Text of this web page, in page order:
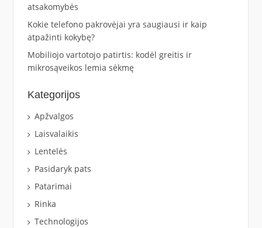
atsakomybės
Kokie telefono pakrovėjai yra saugiausi ir kaip
atpažinti kokybę?
Mobiliojo vartotojo patirtis: kodėl greitis ir
mikrosąveikos lemia sėkmę
Kategorijos
Apžvalgos
Laisvalaikis
Lentelės
Pasidaryk pats
Patarimai
Rinka
Technologijos